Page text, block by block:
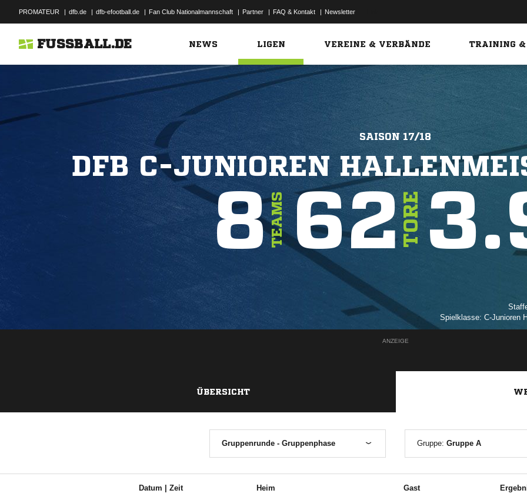
PROMATEUR | dfb.de | dfb-efootball.de | Fan Club Nationalmannschaft | Partner | FAQ & Kontakt | Newsletter
FUSSBALL.DE NEWS LIGEN VEREINE & VERBÄNDE TRAINING &
SAISON 17/18
DFB C-JUNIOREN
8TEAMS62TORE
Spielklasse: C-Junioren
ANZEIGE
ÜBERSICHT
Gruppenrunde - Gruppenphase Gruppe:Gruppe A
Datum | Zeit Heim Gast